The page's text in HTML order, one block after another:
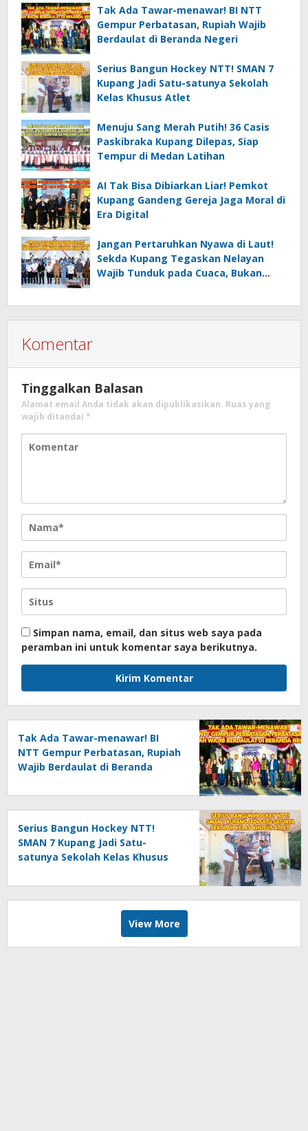
Tak Ada Tawar-menawar! BI NTT
Gempur Perbatasan, Rupiah Wajib
Berdaulat di Beranda Negeri
Serius Bangun Hockey NTT! SMAN 7
Kupang Jadi Satu-satunya Sekolah
Kelas Khusus Atlet
Menuju Sang Merah Putih! 36 Casis
Paskibraka Kupang Dilepas, Siap
Tempur di Medan Latihan
AI Tak Bisa Dibiarkan Liar! Pemkot
Kupang Gandeng Gereja Jaga Moral di
Era Digital
Jangan Pertaruhkan Nyawa di Laut!
Sekda Kupang Tegaskan Nelayan
Wajib Tunduk pada Cuaca, Bukan
Komentar
Tinggalkan Balasan
Alamat email Anda tidak akan dipublikasikan. Ruas yang
wajib ditandai *
Simpan nama, email, dan situs web saya pada
peramban ini untuk komentar saya berikutnya.
Tak Ada Tawar-menawar! BI
NTT Gempur Perbatasan, Rupiah
Wajib Berdaulat di Beranda
Serius Bangun Hockey NTT!
SMAN 7 Kupang Jadi Satu-
satunya Sekolah Kelas Khusus
View More